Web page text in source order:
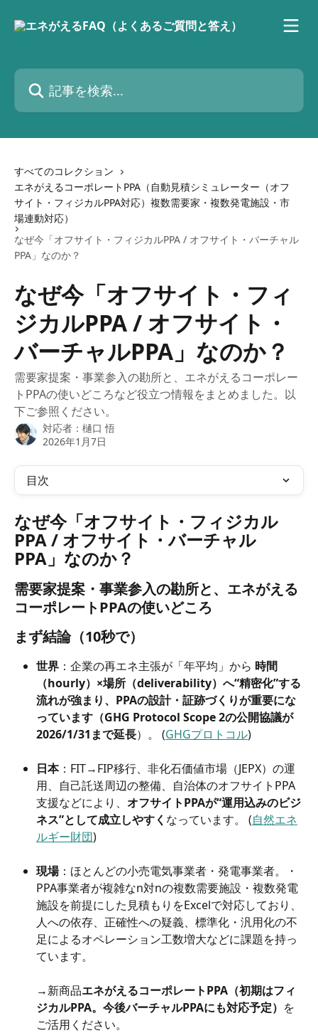
記事を検索...
すべてのコレクション
エネがえるコーポレートPPA（自動見積シミュレーター（オフ
サイト・フィジカルPPA対応）複数需要家・複数発電施設・市
場連動対応）
なぜ今「オフサイト・フィジカルPPA / オフサイト・バーチャル
PPA」なのか？
なぜ今「オフサイト・フィ
ジカルPPA / オフサイト・
バーチャルPPA」なのか？
需要家提案・事業参入の勘所と、エネがえるコーポレー
トPPAの使いどころなど役立つ情報をまとめました。以
下ご参照ください。
対応者： 樋口 悟
2026年1月7日
目次
なぜ今「オフサイト・フィジカル
PPA / オフサイト・バーチャル
PPA」なのか？
需要家提案・事業参入の勘所と、エネがえる
コーポレートPPAの使いどころ
まず結論（10秒で）
世界 ：企業の再エネ主張が「年平均」から 時間
（hourly）×場所（deliverability）へ“精密化”する
流れが強まり、PPAの設計・証跡づくりが重要にな
っています（GHG Protocol Scope 2の公開協議が
2026/1/31まで延長）。 (GHGプロトコル)
日本：FIT→FIP移行、非化石価値市場（JEPX）の運
用、自己託送周辺の整備、自治体のオフサイトPPA
支援などにより、 オフサイトPPAが“運用込みのビジ
ネス”として成立しやすく なっています。 (自然エネ
ルギー財団)
現場：ほとんどの小売電気事業者・発電事業者。・
PPA事業者が複雑なn対nの複数需要施設・複数発電
施設を前提にした見積もりをExcelで対応しており、
人への依存、正確性への疑義、標準化・汎用化の不
足によるオペレーション工数増大などに課題を持っ
ています。
→新商品エネがえるコーポレートPPA（初期はフィ
ジカルPPA。今後バーチャルPPAにも対応予定） を
ご活用ください。